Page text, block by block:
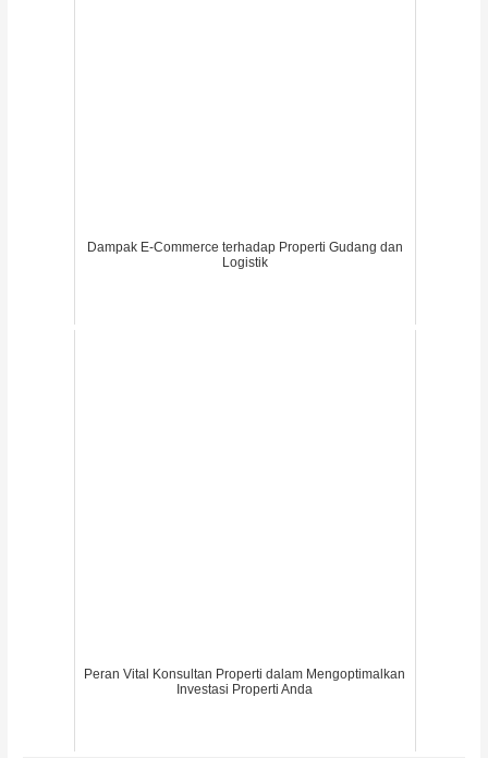
Dampak E-Commerce terhadap Properti Gudang dan
Logistik
Peran Vital Konsultan Properti dalam Mengoptimalkan
Investasi Properti Anda